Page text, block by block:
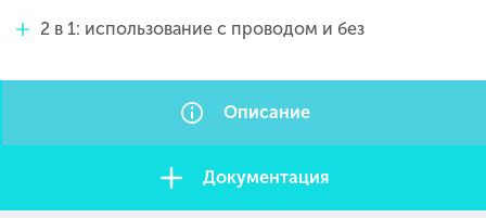
2 в 1: использование с проводом и без
Описание
Документация